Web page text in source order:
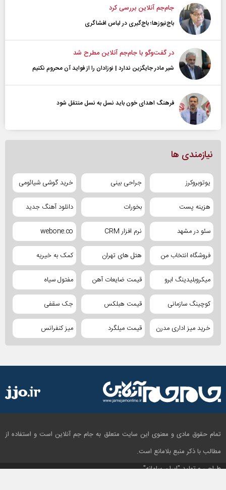
جام‌جم آنلاین بررسی کرد
باج‌نیوزها؛ باج‌گیری در لباس افشاگری
در گفت‌و‌گو با جام‌جم آنلاین مطرح شد
شیر مادر جایگزین ندارد | نوزادان را از فواید آن محروم نکنیم
فرهنگ اهدای خون باید نسل به نسل منتقل شود
نیازمندی ها
یوتوبروکرز جراحی بینی خرید گوشی شیائومی
هزینه پست بخورات دانلود آهنگ جدید
سئو در مشهد نرم افزار CRM webone.co
فروشگاه انتخاب من هتل های تهران کمک به خیریه
میکروبلیدینگ ابرو قیمت ضایعات آهن مفتول سیاه
کوچینگ سازمانی قیمت هبلکس جک سقفی
خرید میز اداری مدرن قیمت میلگرد میز کنفرانس
تمام حقوق مادی و معنوی این سایت متعلق به جام جم آنلاین است و استفاده از
مطالب با ذکر منبع بلامانع است.
طراحی و تولید"ایران سامانه"